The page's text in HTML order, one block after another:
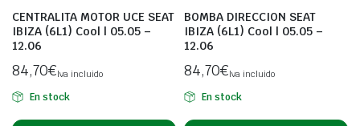
CENTRALITA MOTOR UCE SEAT
IBIZA (6L1) Cool | 05.05 –
12.06
84,70€Iva incluido
En stock
BOMBA DIRECCION SEAT
IBIZA (6L1) Cool | 05.05 –
12.06
84,70€Iva incluido
En stock